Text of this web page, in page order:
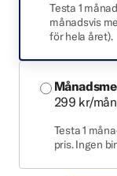
Testa 1
månadsvis
för hela året).
299 kr/mån
Testa 1
pris. Ingen